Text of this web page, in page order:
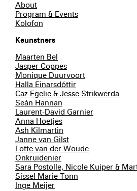
About
Program & Events
Kolofon
Keunstners
Maarten Bel
Jasper Coppes
Monique Duurvoort
Halla Einarsdóttir
Caz Egelie & Jesse Strikwerda
Seán Hannan
Laurent-David Garnier
Anna Hoetjes
Ash Kilmartin
Janne van Gilst
Lotte van der Woude
Onkruidenier
Sara Postolle, Nicole Kuiper &
Sissel Marie Tonn
Inge Meijer